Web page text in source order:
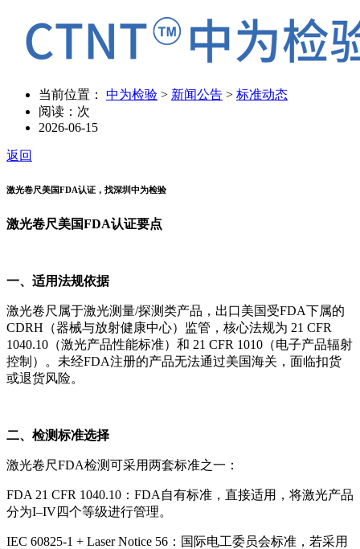
当前位置： 中为检验 > 新闻公告 > 标准动态
阅读： 次
2026-06-15
返回
激光卷尺美国FDA认证，找深圳中为检验
激光卷尺美国FDA认证要点
一、适用法规依据
激光卷尺属于激光测量/探测类产品，出口美国受FDA下属的
CDRH（器械与放射健康中心）监管，核心法规为 21 CFR
1040.10（激光产品性能标准）和 21 CFR 1010（电子产品辐射
控制）。未经FDA注册的产品无法通过美国海关，面临扣货
或退货风险。
二、检测标准选择
激光卷尺FDA检测可采用两套标准之一：
FDA 21 CFR 1040.10：FDA自有标准，直接适用，将激光产品
分为I–IV四个等级进行管理。
IEC 60825-1 + Laser Notice 56：国际电工委员会标准，若采用